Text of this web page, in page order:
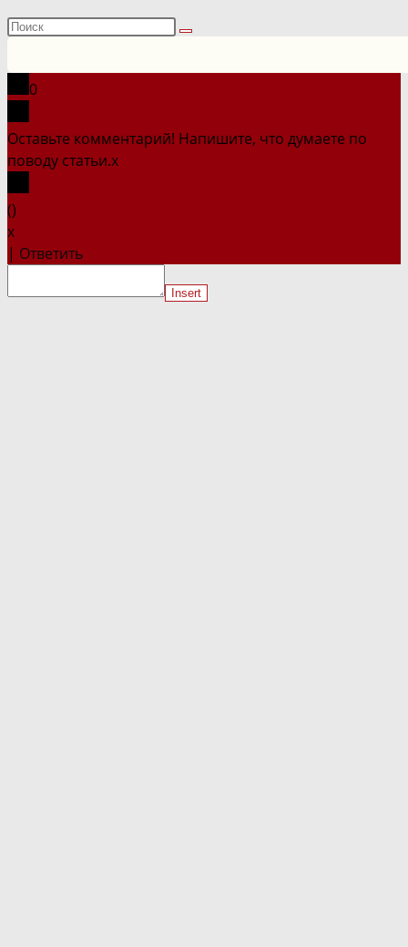
Поиск
сайте
0
Оставьте комментарий! Напишите, что думаете по
поводу статьи.x
()
x
| Ответить
Insert